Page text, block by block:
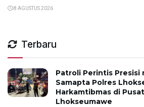
8 AGUSTUS 2026
Terbaru
Patroli Perintis Presisi
Samapta Polres
Harkamtibmas di
Lhokseumawe